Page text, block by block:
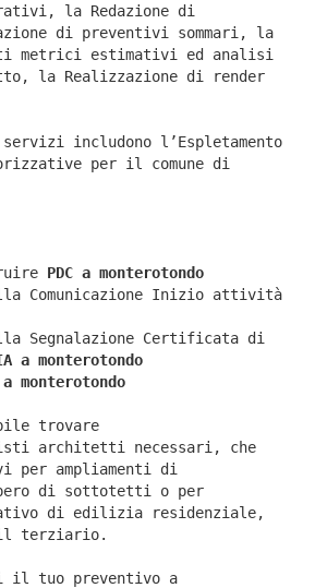
la Redazione di
di preventivi sommari, la
metrici estimativi ed analisi
la Realizzazione di render
includono l’Espletamento
per il comune di
PDC a monterotondo
Comunicazione Inizio attività
Segnalazione Certificata di
a monterotondo
monterotondo
trovare
architetti necessari, che
per ampliamenti di
di sottotetti o per
di edilizia residenziale,
terziario.
il tuo preventivo a